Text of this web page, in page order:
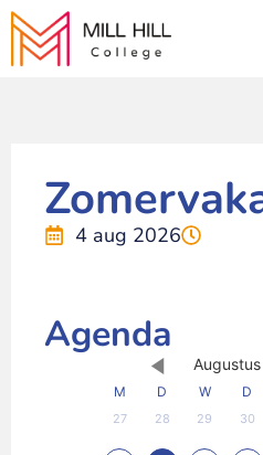
4 aug 2026
Agenda
M D W D
27 28 29 30